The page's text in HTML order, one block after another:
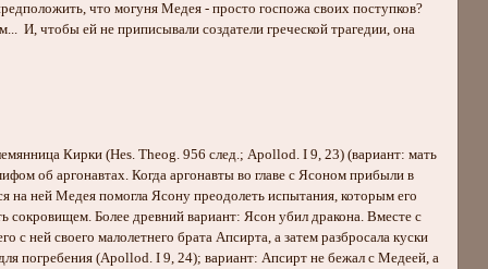
что могуня Медея - просто госпожа своих поступков?
И, чтобы ей не приписывали создатели греческой трагедии, она
Кирки (Hes. Theog. 956 след.; Apollod. I 9, 23) (вариант: мать
об аргонавтах. Когда аргонавты во главе с Ясоном прибыли в
ней Медея помогла Ясону преодолеть испытания, которым его
Более древний вариант: Ясон убил дракона. Вместе с
ней своего малолетнего брата Апсирта, а затем разбросала куски
погребения (Apollod. I 9, 24); вариант: Апсирт не бежал с Медеей, а